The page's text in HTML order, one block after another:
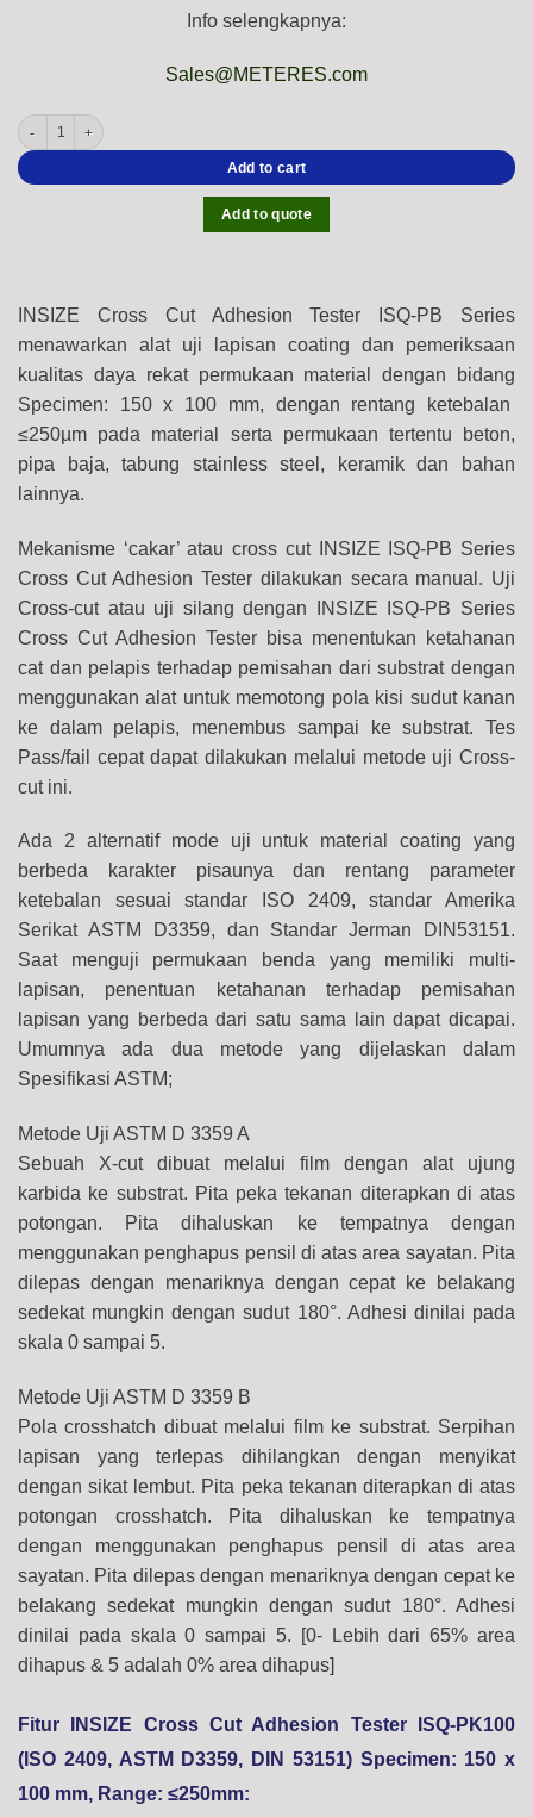
Info selengkapnya:
Sales@METERES.com
INSIZE ISQ-PB Series Cross Cut Adhesion Tester (ISO 2409, ASTM D3359, DIN
Add to cart
Add to quote
INSIZE Cross Cut Adhesion Tester ISQ-PB Series
menawarkan alat uji lapisan coating dan pemeriksaan
kualitas daya rekat permukaan material dengan bidang
Specimen: 150 x 100 mm, dengan rentang ketebalan
≤250µm pada material serta permukaan tertentu beton,
pipa baja, tabung stainless steel, keramik dan bahan
lainnya.
Mekanisme ‘cakar’ atau cross cut INSIZE ISQ-PB Series
Cross Cut Adhesion Tester dilakukan secara manual. Uji
Cross-cut atau uji silang dengan INSIZE ISQ-PB Series
Cross Cut Adhesion Tester bisa menentukan ketahanan
cat dan pelapis terhadap pemisahan dari substrat dengan
menggunakan alat untuk memotong pola kisi sudut kanan
ke dalam pelapis, menembus sampai ke substrat. Tes
Pass/fail cepat dapat dilakukan melalui metode uji Cross-
cut ini.
Ada 2 alternatif mode uji untuk material coating yang
berbeda karakter pisaunya dan rentang parameter
ketebalan sesuai standar ISO 2409, standar Amerika
Serikat ASTM D3359, dan Standar Jerman DIN53151.
Saat menguji permukaan benda yang memiliki multi-
lapisan, penentuan ketahanan terhadap pemisahan
lapisan yang berbeda dari satu sama lain dapat dicapai.
Umumnya ada dua metode yang dijelaskan dalam
Spesifikasi ASTM;
Metode Uji ASTM D 3359 A
Sebuah X-cut dibuat melalui film dengan alat ujung
karbida ke substrat. Pita peka tekanan diterapkan di atas
potongan. Pita dihaluskan ke tempatnya dengan
menggunakan penghapus pensil di atas area sayatan. Pita
dilepas dengan menariknya dengan cepat ke belakang
sedekat mungkin dengan sudut 180°. Adhesi dinilai pada
skala 0 sampai 5.
Metode Uji ASTM D 3359 B
Pola crosshatch dibuat melalui film ke substrat. Serpihan
lapisan yang terlepas dihilangkan dengan menyikat
dengan sikat lembut. Pita peka tekanan diterapkan di atas
potongan crosshatch. Pita dihaluskan ke tempatnya
dengan menggunakan penghapus pensil di atas area
sayatan. Pita dilepas dengan menariknya dengan cepat ke
belakang sedekat mungkin dengan sudut 180°. Adhesi
dinilai pada skala 0 sampai 5. [0- Lebih dari 65% area
dihapus & 5 adalah 0% area dihapus]
Fitur INSIZE Cross Cut Adhesion Tester ISQ-PK100
(ISO 2409, ASTM D3359, DIN 53151) Specimen: 150 x
100 mm, Range: ≤250mm: